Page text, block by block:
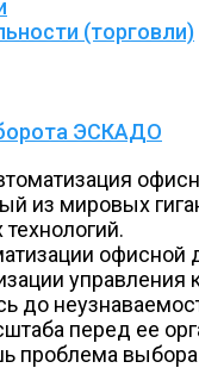
(торговли)
ЭСКАДО
мировых
офисной
управления
до
перед ее